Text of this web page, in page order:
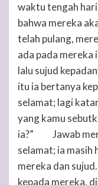
waktu tengah
bahwa mereka
telah pulang,
ada pada mereka
lalu sujud
itu ia bertanya
selamat; lagi
yang kamu
ia?”
Jawab
selamat; ia masih
mereka dan sujud.
kepada mereka,